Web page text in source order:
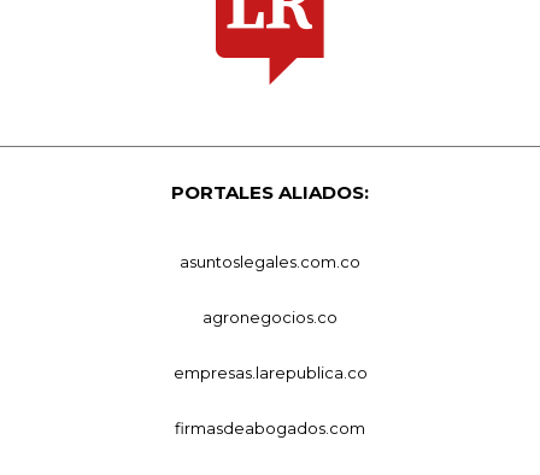
PORTALES ALIADOS:
asuntoslegales.com.co
agronegocios.co
empresas.larepublica.co
firmasdeabogados.com